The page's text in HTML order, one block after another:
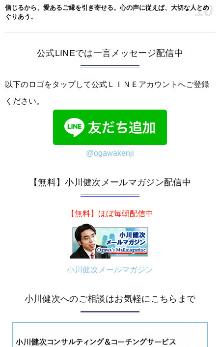
信じるから、愛あるご縁を引き寄せる。心の声に従えば、大切な人とめ
ぐりあう。
10
公式LINEでは一言メッセージ配信中
以下のロゴをタップして公式ＬＩＮＥアカウントへご登録
ください。
@ogawakenji
【無料】小川健次メールマガジン配信中
【無料】ほぼ毎朝配信中
小川健次メールマガジン
小川健次へのご相談はお気軽にこちらまで